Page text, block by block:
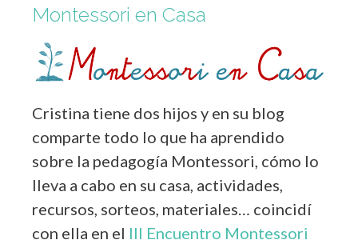
Montessori en Casa
Cristina tiene dos hijos y en su blog
comparte todo lo que ha aprendido
sobre la pedagogía Montessori, cómo lo
lleva a cabo en su casa, actividades,
recursos, sorteos, materiales… coincidí
con ella en el III Encuentro Montessori